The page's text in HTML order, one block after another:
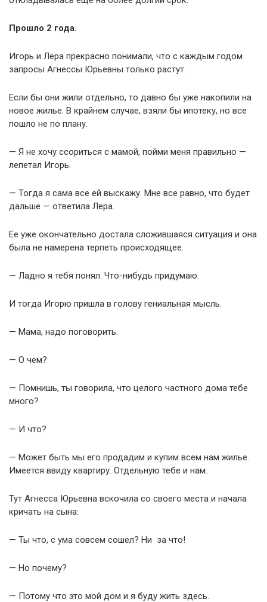
Прошло 2 года.
Игорь и Лера прекрасно понимали, что с каждым годом
запросы Агнессы Юрьевны только растут.
Если бы они жили отдельно, то давно бы уже накопили на
новое жилье. В крайнем случае, взяли бы ипотеку, но все
пошло не по плану.
— Я не хочу ссориться с мамой, пойми меня правильно —
лепетал Игорь.
— Тогда я сама все ей выскажу. Мне все равно, что будет
дальше — ответила Лера.
Ее уже окончательно достала сложившаяся ситуация и она
была не намерена терпеть происходящее.
— Ладно я тебя понял. Что-нибудь придумаю.
И тогда Игорю пришла в голову гениальная мысль.
— Мама, надо поговорить.
— О чем?
— Помнишь, ты говорила, что целого частного дома тебе
много?
— И что?
— Может быть мы его продадим и купим всем нам жилье.
Имеется ввиду квартиру. Отдельную тебе и нам.
Тут Агнесса Юрьевна вскочила со своего места и начала
кричать на сына:
— Ты что, с ума совсем сошел? Ни за что!
— Но почему?
— Потому что это мой дом и я буду жить здесь.